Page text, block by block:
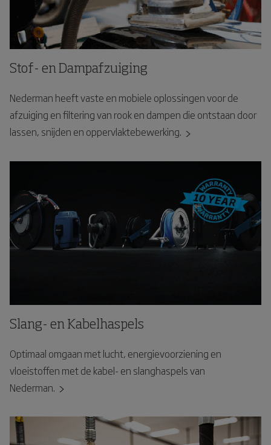
Stof- en Dampafzuiging
Nederman heeft vaste en mobiele oplossingen voor de
afzuiging en filtering van rook en dampen die ontstaan door
lassen, snijden en oppervlaktebewerking.
Slang- en Kabelhaspels
Optimaal omgaan met lucht, energievoorziening en
vloeistoffen met de kabel- en slanghaspels van
Nederman.